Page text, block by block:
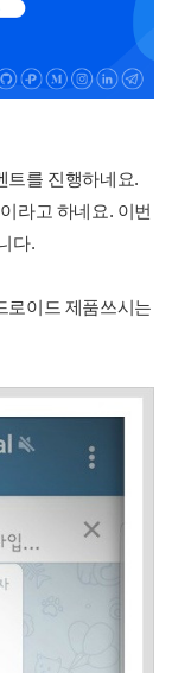
트를 진행하네요.
라고 하네요. 이번
다.
로이드 제품쓰시는